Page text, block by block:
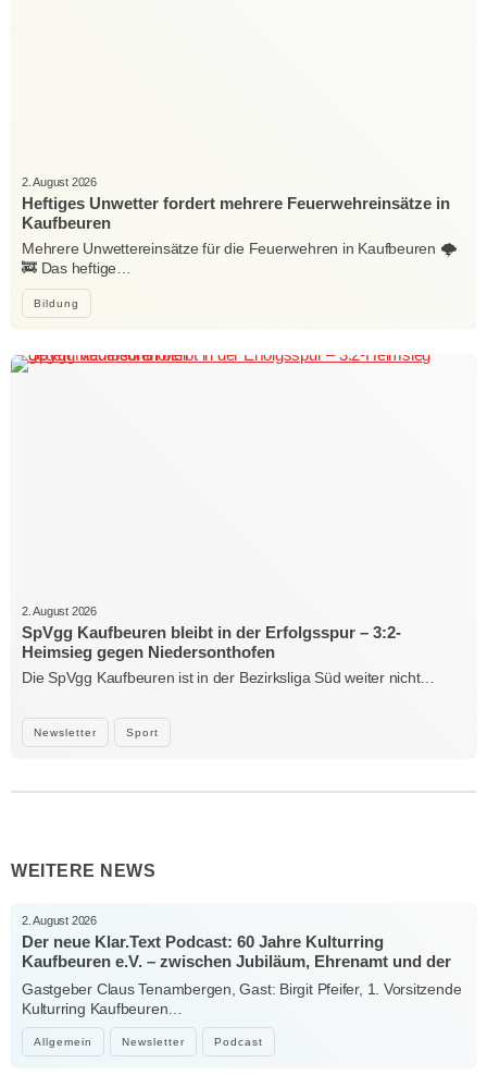
Bildung
2. August 2026
Heftiges Unwetter fordert mehrere Feuerwehreinsätze in
Kaufbeuren
Mehrere Unwettereinsätze für die Feuerwehren in Kaufbeuren 🌩️
🚒 Das heftige…
Newsletter Sport
2. August 2026
SpVgg Kaufbeuren bleibt in der Erfolgsspur – 3:2-
Heimsieg gegen Niedersonthofen
Die SpVgg Kaufbeuren ist in der Bezirksliga Süd weiter nicht…
WEITERE NEWS
Allgemein Newsletter Podcast
2. August 2026
Der neue Klar.Text Podcast: 60 Jahre Kulturring
Kaufbeuren e.V. – zwischen Jubiläum, Ehrenamt und der
Kraft der Kultur
Gastgeber Claus Tenambergen, Gast: Birgit Pfeifer, 1. Vorsitzende
Kulturring Kaufbeuren…